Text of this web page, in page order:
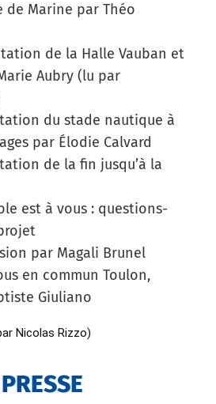
de Marine par Théo
de la Halle Vauban et
Aubry (lu par
du stade nautique à
par Élodie Calvard
de la fin jusqu’à la
est à vous : questions-
par Magali Brunel
en commun Toulon,
Giuliano
Nicolas Rizzo)